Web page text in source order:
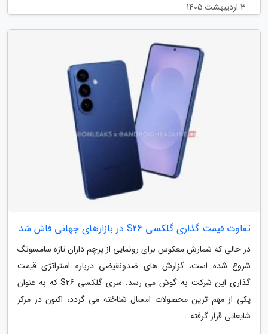
3 اردیبهشت 1405
تفاوت قیمت گذاری گلکسی S26 در بازارهای جهانی فاش شد
در حالی که شمارش معکوس برای رونمایی از پرچم داران تازه سامسونگ
شروع شده است، گزارش های ضدونقیضی درباره استراتژی قیمت
گذاری این شرکت به گوش می رسد. سری گلکسی S26 که به عنوان
یکی از مهم ترین محصولات امسال شناخته می گردد، اکنون در مرکز
شایعاتی قرار گرفته...